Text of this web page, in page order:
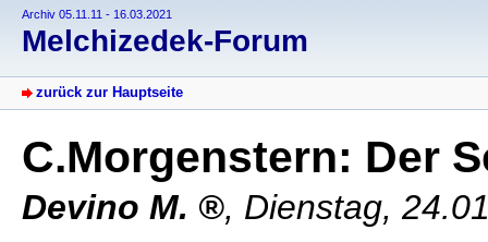
Archiv 05.11.11 - 16.03.2021
Melchizedek-Forum
zurück zur Hauptseite
C.Morgenstern: Der
Devino M. , Dienstag,